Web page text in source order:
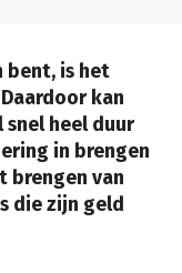
bent, is het
kan
snel heel duur
in brengen
brengen van
die zijn geld